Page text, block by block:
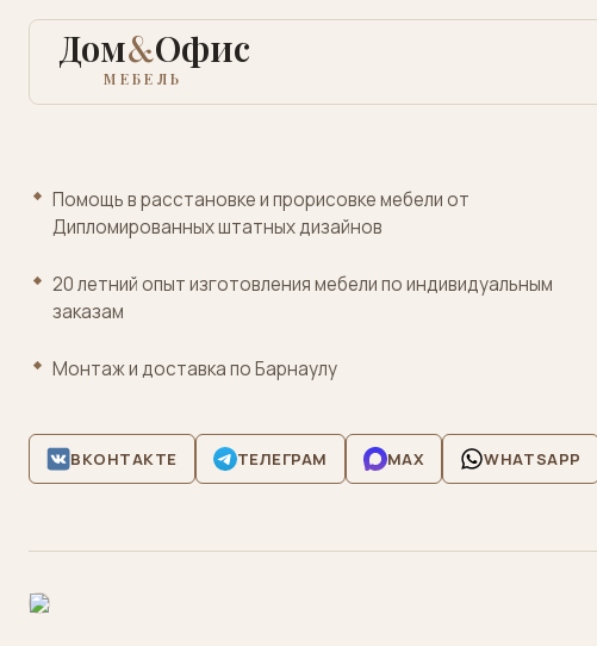
Дом&Офис
МЕБЕЛЬ
Для
дома
Для
офиса
металл
матрасы
Помощь в расстановке и прорисовке мебели от
Дипломированных штатных дизайнов
20 летний опыт изготовления мебели по индивидуальным
заказам
Монтаж и доставка по Барнаулу
ВКОНТАКТЕ ТЕЛЕГРАМ MAX WHATSAPP